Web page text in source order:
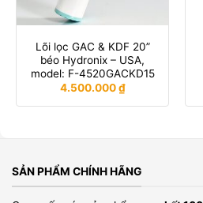
Lõi lọc GAC & KDF 20”
béo Hydronix – USA,
model: F-4520GACKD15
4.500.000₫
SẢN PHẨM CHÍNH HÃNG